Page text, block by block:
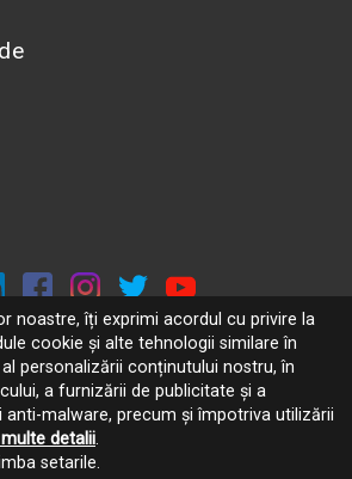
noastre, îți exprimi acordul cu privire la
cookie și alte tehnologii similare în
personalizării conținutului nostru, în
a furnizării de publicitate și a
malware, precum și împotriva utilizării
detalii.
setarile.
de confidentialitate
ANPC
©2026